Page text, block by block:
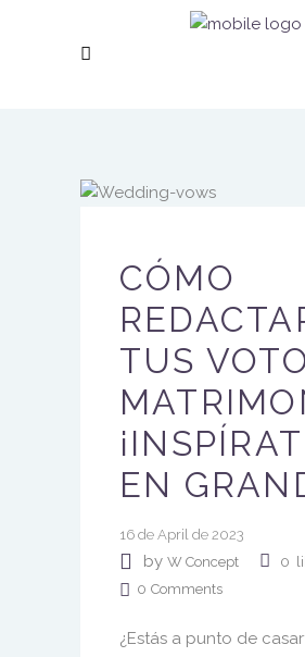
CÓMO
TUS
EN
16 de April de 2023
by W Concept 0
0 Comments
¿Estás a punto de